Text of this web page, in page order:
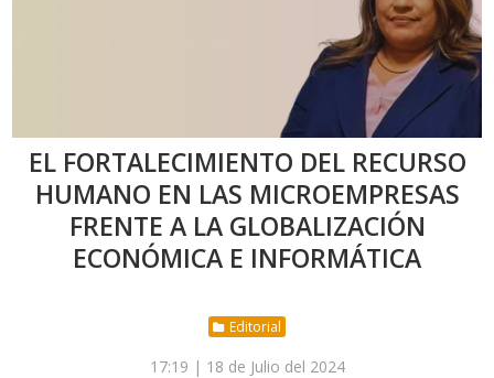
EL FORTALECIMIENTO DEL RECURSO
HUMANO EN LAS MICROEMPRESAS
FRENTE A LA GLOBALIZACIÓN
ECONÓMICA E INFORMÁTICA
Editorial
17:19 | 18 de Julio del 2024